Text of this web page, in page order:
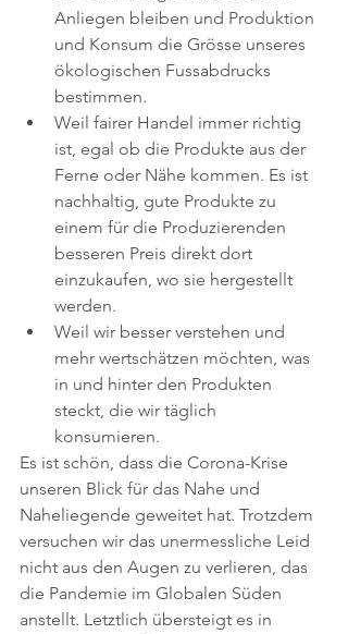
Anliegen bleiben und Produktion
und Konsum die Grösse unseres
ökologischen Fussabdrucks
bestimmen.
Weil fairer Handel immer richtig
ist, egal ob die Produkte aus der
Ferne oder Nähe kommen. Es ist
nachhaltig, gute Produkte zu
einem für die Produzierenden
besseren Preis direkt dort
einzukaufen, wo sie hergestellt
werden.
Weil wir besser verstehen und
mehr wertschätzen möchten, was
in und hinter den Produkten
steckt, die wir täglich
konsumieren.
Es ist schön, dass die Corona-Krise
unseren Blick für das Nahe und
Naheliegende geweitet hat. Trotzdem
versuchen wir das unermessliche Leid
nicht aus den Augen zu verlieren, das
die Pandemie im Globalen Süden
anstellt. Letztlich übersteigt es in